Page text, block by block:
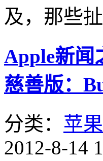
及，那些
Apple新闻
慈善版：
分类： 苹
2012-8-14